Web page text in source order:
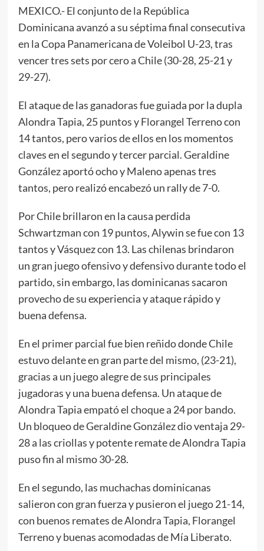
MEXICO.- El conjunto de la República
Dominicana avanzó a su séptima final consecutiva
en la Copa Panamericana de Voleibol U-23, tras
vencer tres sets por cero a Chile (30-28, 25-21 y
29-27).
El ataque de las ganadoras fue guiada por la dupla
Alondra Tapia, 25 puntos y Florangel Terreno con
14 tantos, pero varios de ellos en los momentos
claves en el segundo y tercer parcial. Geraldine
González aportó ocho y Maleno apenas tres
tantos, pero realizó encabezó un rally de 7-0.
Por Chile brillaron en la causa perdida
Schwartzman con 19 puntos, Alywin se fue con 13
tantos y Vásquez con 13. Las chilenas brindaron
un gran juego ofensivo y defensivo durante todo el
partido, sin embargo, las dominicanas sacaron
provecho de su experiencia y ataque rápido y
buena defensa.
En el primer parcial fue bien reñido donde Chile
estuvo delante en gran parte del mismo, (23-21),
gracias a un juego alegre de sus principales
jugadoras y una buena defensa. Un ataque de
Alondra Tapia empató el choque a 24 por bando.
Un bloqueo de Geraldine González dio ventaja 29-
28 a las criollas y potente remate de Alondra Tapia
puso fin al mismo 30-28.
En el segundo, las muchachas dominicanas
salieron con gran fuerza y pusieron el juego 21-14,
con buenos remates de Alondra Tapia, Florangel
Terreno y buenas acomodadas de Mía Liberato.